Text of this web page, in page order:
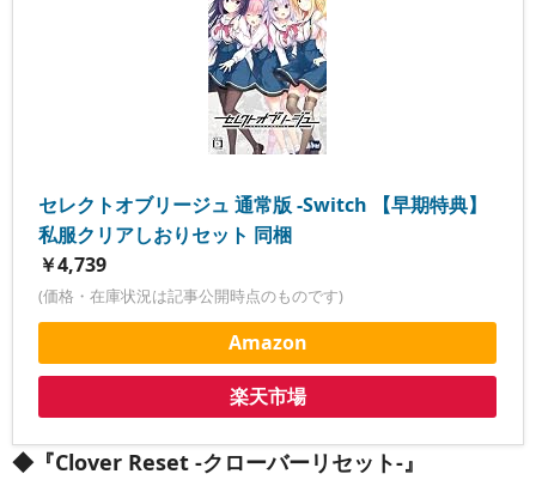
セレクトオブリージュ 通常版 -Switch 【早期特典】
私服クリアしおりセット 同梱
￥4,739
(価格・在庫状況は記事公開時点のものです)
Amazon
楽天市場
◆『Clover Reset -クローバーリセット-』